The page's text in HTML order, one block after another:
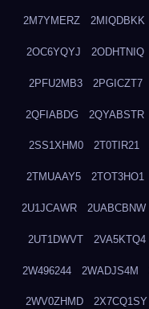
2M7YMERZ 2MIQDBKK
2OC6YQYJ 2ODHTNIQ
2PFU2MB3 2PGICZT7
2QFIABDG 2QYABSTR
2SS1XHM0 2T0TIR21
2TMUAAY5 2TOT3HO1
2U1JCAWR 2UABCBNW
2UT1DWVT 2VA5KTQ4
2W496244 2WADJS4M
2WV0ZHMD 2X7CQ1SY